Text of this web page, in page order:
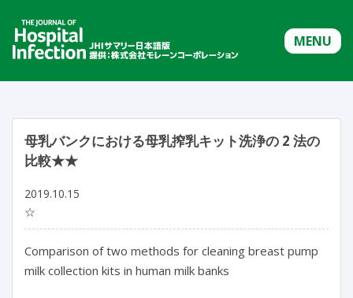
MENU
母乳バンクにおける母乳搾乳キット洗浄の 2 法の
比較★★
2019.10.15
☆
Comparison of two methods for cleaning breast pump
milk collection kits in human milk banks